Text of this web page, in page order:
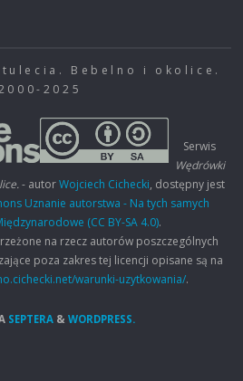
Bebelno i okolice.
2025
Serwis
Wędrówki
- autorWojciech Cichecki, dostępny jest
Uznanie autorstwa - Na tych samych
(CC BY-SA 4.0).
na rzecz autorów poszczególnych
poza zakres tej licencji opisane są na
warunki-uzytkowania/.
SEPTERA & WORDPRESS.